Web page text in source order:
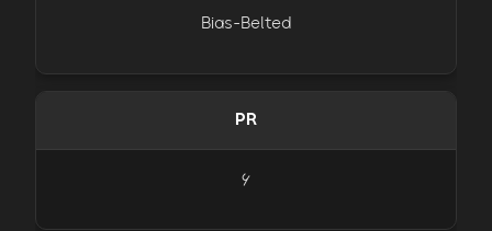
Bias-Belted
PR
6